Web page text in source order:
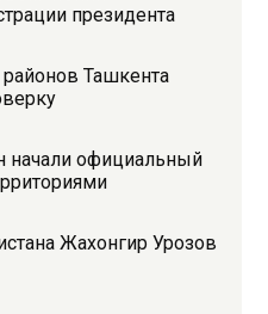
президента
Ташкента
начали официальный
Жахонгир Урозов